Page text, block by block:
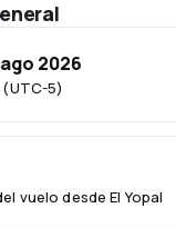
5)
2026
vuelo desde El Yopal